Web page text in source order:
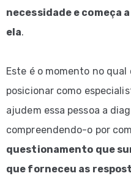
necessidade e começa
ela.
Este é o momento no qual
posicionar como
ajudem essa pessoa a
compreendendo-o por
questionamento que
que forneceu as